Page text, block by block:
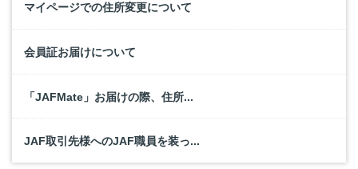
マイページでの住所変更について
会員証お届けについて
「JAFMate」お届けの際、住所...
JAF取引先様へのJAF職員を装っ...